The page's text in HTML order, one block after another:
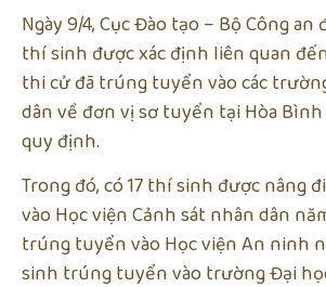
Ngày 9/4, Cục Đào tạo – Bộ Công an
thí sinh được xác định liên quan
thi cử đã trúng tuyển vào các
dân về đơn vị sơ tuyển tại Hòa
quy định.
Trong đó, có 17 thí sinh được nâng
vào Học viện Cảnh sát nhân dân
trúng tuyển vào Học viện An ninh
sinh trúng tuyển vào trường Đại